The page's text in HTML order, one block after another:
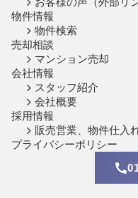
お客様の声（外部リ
物件情報
物件検索
売却相談
マンション売却
会社情報
スタッフ紹介
会社概要
採用情報
販売営業、物件仕入
プライバシーポリシー